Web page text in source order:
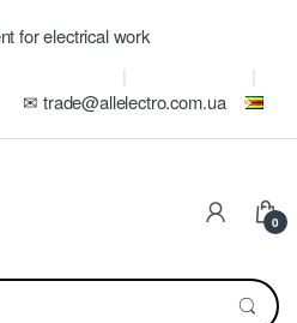
for electrical work
✉ trade@allelectro.com.ua
0